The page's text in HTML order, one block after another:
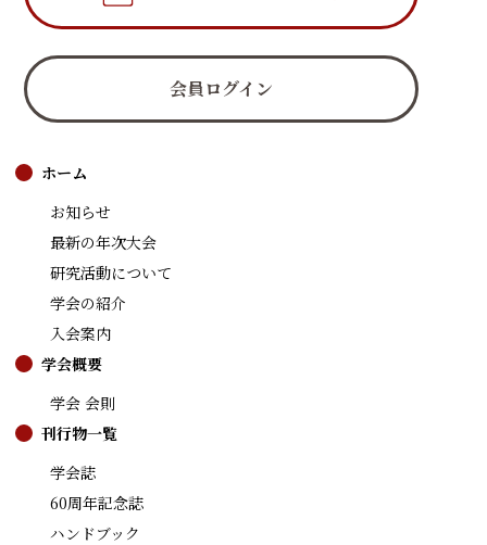
会員ログイン
ホーム
お知らせ
最新の年次大会
研究活動について
学会の紹介
入会案内
学会概要
学会 会則
刊行物一覧
学会誌
60周年記念誌
ハンドブック